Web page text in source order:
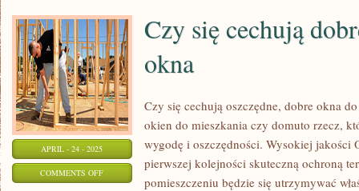
APRIL - 24 - 2025
COMMENTS OFFON
Czy się cechują
okna
Czy się cechują oszczędne, dobre okna
okien do mieszkania czy domuto rzecz,
wygodę i oszczędności. Wysokiej jakości
pierwszej kolejności skuteczną ochroną
pomieszczeniu będzie się utrzymywać